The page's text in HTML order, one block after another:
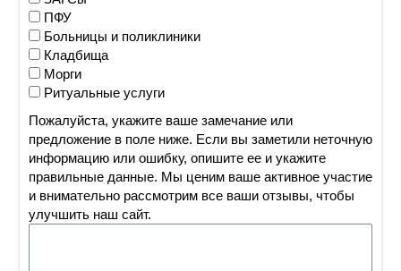
ПФУ
Больницы и поликлиники
Кладбища
Морги
Ритуальные услуги
Пожалуйста, укажите ваше замечание или
предложение в поле ниже. Если вы заметили неточную
информацию или ошибку, опишите ее и укажите
правильные данные. Мы ценим ваше активное участие
и внимательно рассмотрим все ваши отзывы, чтобы
улучшить наш сайт.